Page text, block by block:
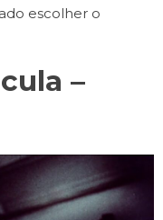
escolher o
–